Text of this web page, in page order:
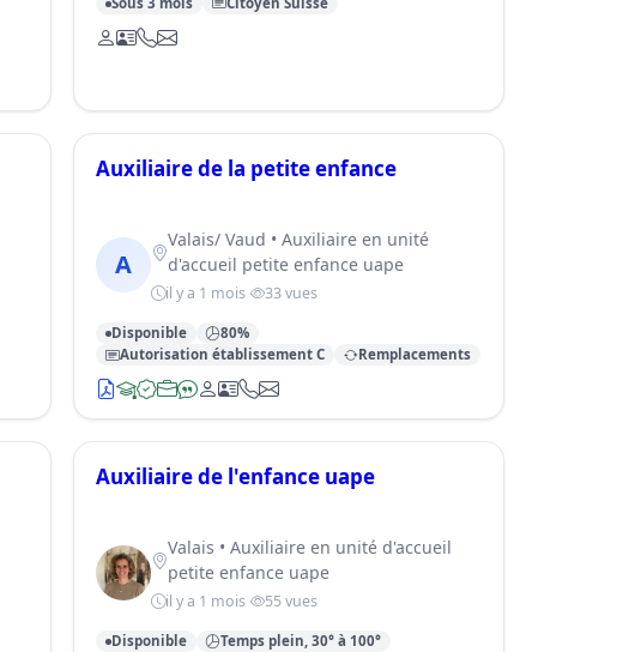
Auxiliaire de la petite enfance
A
Valais/ Vaud • Auxiliaire en unité
d'accueil petite enfance uape
il y a 1 mois 33 vues
Disponible
80%
Autorisation établissement C
Remplacements
Auxiliaire de l'enfance uape
Valais • Auxiliaire en unité d'accueil
petite enfance uape
il y a 1 mois 55 vues
Disponible
Temps plein, 30° à 100°